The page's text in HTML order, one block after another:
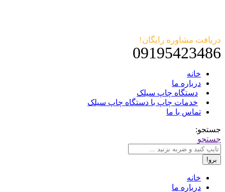
دریافت مشاوره رایگان!
09195423486
خانه
درباره ما
دستگاه چاپ سیلک
خدمات چاپ با دستگاه چاپ سیلک
تماس با ما
جستجو:
جستجو
خانه
درباره ما